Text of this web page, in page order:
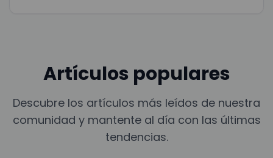
Artículos populares
Descubre los artículos más leídos de nuestra
comunidad y mantente al día con las últimas
tendencias.